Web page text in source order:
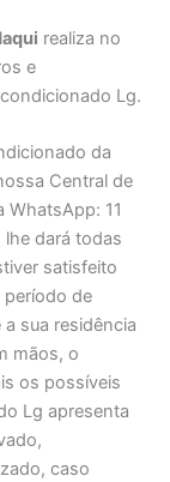
realiza no
e
Lg.
da
Central de
11
dará todas
satisfeito
período de
sua residência
mãos, o
os possíveis
Lg apresenta
caso